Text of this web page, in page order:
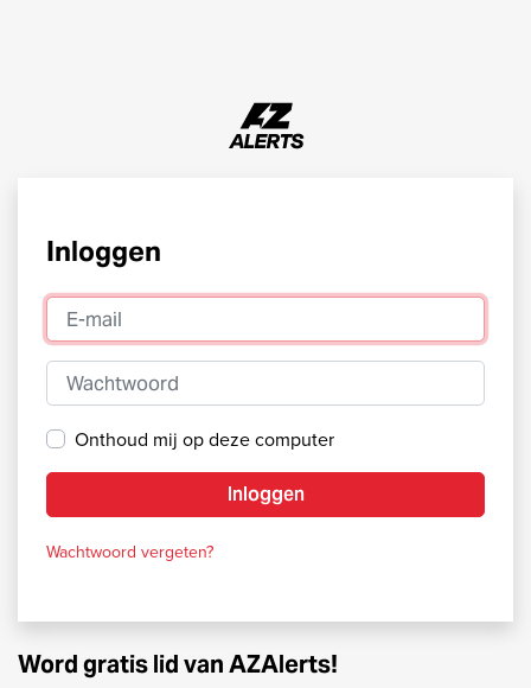
Inloggen
E-mail
Wachtwoord
Onthoud mij op deze computer
Inloggen
Wachtwoord vergeten?
Word gratis lid van AZAlerts!